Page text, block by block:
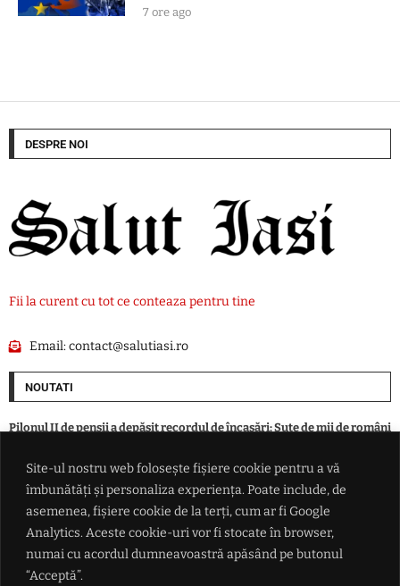
Site-ul nostru web folosește fișiere cookie pentru a vă
îmbunătăți și personaliza experiența. Poate include, de
asemenea, fișiere cookie de la terți, cum ar fi Google
Analytics. Aceste cookie-uri vor fi stocate în browser,
numai cu acordul dumneavoastră apăsând pe butonul
“Acceptă”.
7 ore ago
DESPRE NOI
Fii la curent cu tot ce conteaza pentru tine
Email:contact@salutiasi.ro
NOUTATI
Pilonul II de pensii a depășit recordul de încasări: Sute de mii de români
Italia și Danemarca fac front comun împotriva „imigrației
necontrolate”: solicită centre de repatriere în ţări terţe
VIDEO Donald Trump urăște cu adevărat turbinele eoliene: Americanii
plătesc 1,2 miliarde de dolari ca să NU se mai construiască